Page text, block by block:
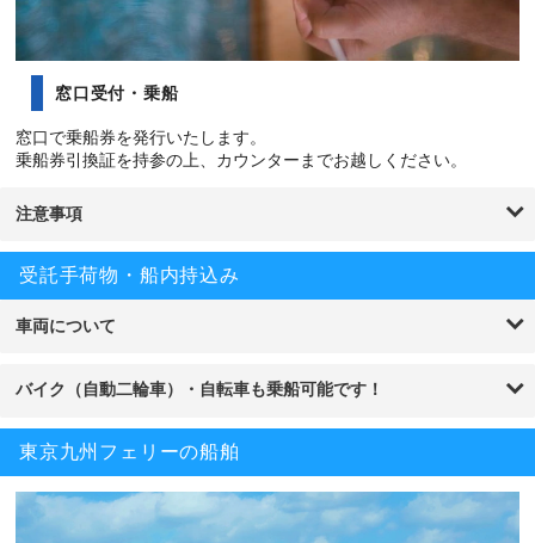
窓口受付・乗船
窓口で乗船券を発行いたします。
乗船券引換証を持参の上、カウンターまでお越しください。
注意事項
受託手荷物・船内持込み
車両について
バイク（自動二輪車）・自転車も乗船可能です！
東京九州フェリーの船舶